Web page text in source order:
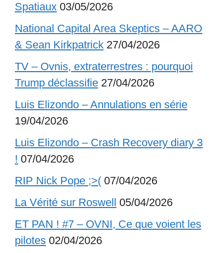
Spatiaux 03/05/2026
National Capital Area Skeptics – AARO
& Sean Kirkpatrick 27/04/2026
TV – Ovnis, extraterrestres : pourquoi
Trump déclassifie 27/04/2026
Luis Elizondo – Annulations en série
19/04/2026
Luis Elizondo – Crash Recovery diary 3
! 07/04/2026
RIP Nick Pope ;>( 07/04/2026
La Vérité sur Roswell
05/04/2026
ET PAN ! #7 – OVNI, Ce que voient les
pilotes 02/04/2026